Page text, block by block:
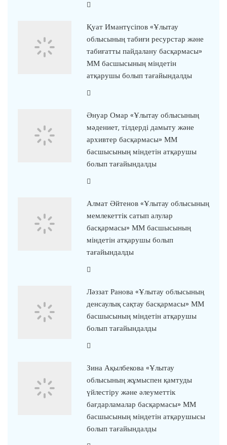
Қуат Имантүсіпов «Ұлытау
облысының табиғи ресурстар және
табиғатты пайдалану басқармасы»
ММ басшысының міндетін
атқарушы болып тағайындалды
Әнуар Омар «Ұлытау облысының
мәдениет, тілдерді дамыту және
архивтер басқармасы» ММ
басшысының міндетін атқарушы
болып тағайындалды
Алмат Әйтенов «Ұлытау облысының
мемлекеттік сатып алулар
басқармасы» ММ басшысының
міндетін атқарушы болып
тағайындалды
Ләззат Ранова «Ұлытау облысының
денсаулық сақтау басқармасы» ММ
басшысының міндетін атқарушы
болып тағайындалды
Зина Ақылбекова «Ұлытау
облысының жұмыспен қамтуды
үйлестіру және әлеуметтік
бағдарламалар басқармасы» ММ
басшысының міндетін атқарушысы
болып тағайындалды